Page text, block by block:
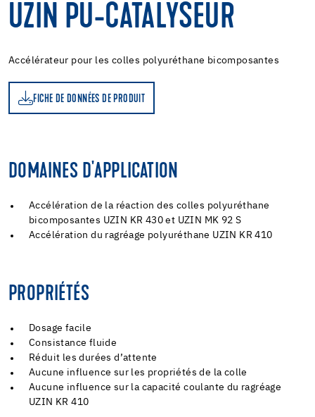
UZIN PU-CATALYSEUR
Accélérateur pour les colles polyuréthane bicomposantes
FICHE DE DONNÉES DE PRODUIT
DOMAINES D'APPLICATION
Accélération de la réaction des colles polyuréthane
bicomposantes UZIN KR 430 et UZIN MK 92 S
Accélération du ragréage polyuréthane UZIN KR 410
PROPRIÉTÉS
Dosage facile
Consistance fluide
Réduit les durées d’attente
Aucune influence sur les propriétés de la colle
Aucune influence sur la capacité coulante du ragréage
UZIN KR 410